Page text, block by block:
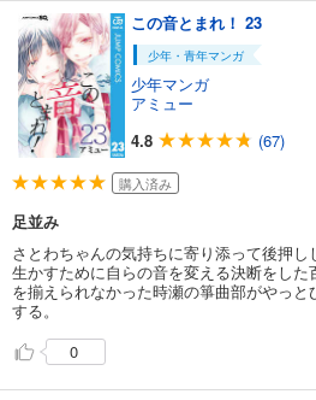
この音とまれ！ 23
少年・青年マンガ
少年マンガ
アミュー
4.8
(67)
購入済み
足並み
さとわちゃんの気持ちに寄り添って後押
生かすために自らの音を変える決断をし
を揃えられなかった時瀬の箏曲部がやっ
する。
0